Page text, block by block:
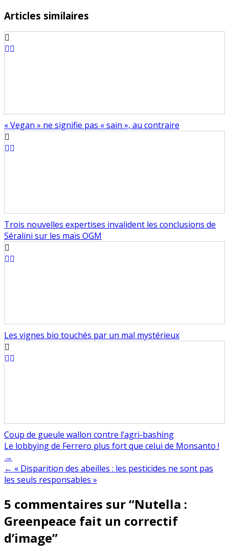
Articles similaires
« Vegan » ne signifie pas « sain », au contraire
Trois nouvelles expertises invalident les conclusions de
Séralini sur les maïs OGM
Les vignes bio touchés par un mal mystérieux
Coup de gueule wallon contre l’agri-bashing
Navigation
de
l’article
Le lobbying de Ferrero plus fort que celui de Monsanto !
→
← « Disparition des abeilles : les pesticides ne sont pas
les seuls responsables »
5 commentaires sur “Nutella :
Greenpeace fait un correctif
d’image”